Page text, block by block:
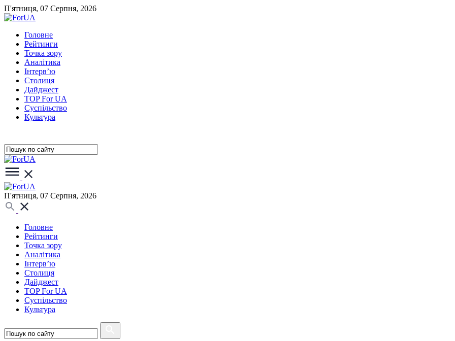
П'ятниця, 07 Серпня, 2026
Головне
Рейтинги
Точка зору
Аналітика
Інтерв’ю
Столиця
Дайджест
TOP For UA
Суспiльство
Культура
П'ятниця, 07 Серпня, 2026
Головне
Рейтинги
Точка зору
Аналітика
Інтерв’ю
Столиця
Дайджест
TOP For UA
Суспiльство
Культура